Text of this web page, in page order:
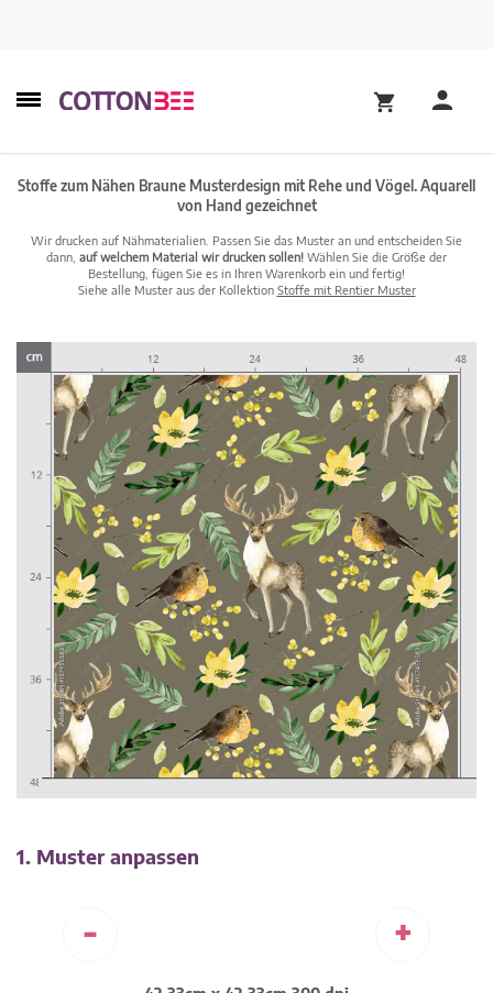
Stoffe zum Nähen Braune Musterdesign mit Rehe und Vögel. Aquarell
von Hand gezeichnet
Wir drucken auf Nähmaterialien. Passen Sie das Muster an und entscheiden Sie
dann, auf welchem Material wir drucken sollen! Wählen Sie die Größe der
Bestellung, fügen Sie es in Ihren Warenkorb ein und fertig!
Siehe alle Muster aus der Kollektion Stoffe mit Rentier Muster
1. Muster anpassen
- +